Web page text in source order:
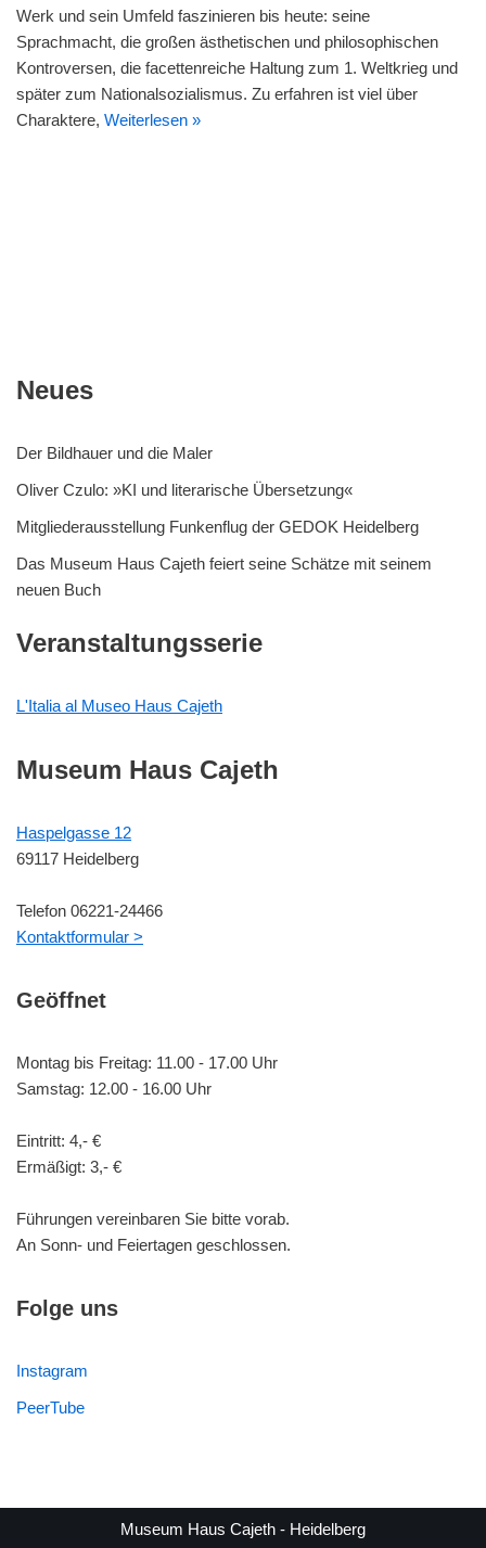
Werk und sein Umfeld faszinieren bis heute: seine
Sprachmacht, die großen ästhetischen und philosophischen
Kontroversen, die facettenreiche Haltung zum 1. Weltkrieg und
später zum Nationalsozialismus. Zu erfahren ist viel über
Charaktere, Weiterlesen »
Neues
Der Bildhauer und die Maler
Oliver Czulo: »KI und literarische Übersetzung«
Mitgliederausstellung Funkenflug der GEDOK Heidelberg
Das Museum Haus Cajeth feiert seine Schätze mit seinem
neuen Buch
Veranstaltungsserie
L'Italia al Museo Haus Cajeth
Museum Haus Cajeth
Haspelgasse 12
69117 Heidelberg
Telefon 06221-24466
Kontaktformular >
Geöffnet
Montag bis Freitag: 11.00 - 17.00 Uhr
Samstag: 12.00 - 16.00 Uhr
Eintritt: 4,- €
Ermäßigt: 3,- €
Führungen vereinbaren Sie bitte vorab.
An Sonn- und Feiertagen geschlossen.
Folge uns
Instagram
PeerTube
Museum Haus Cajeth - Heidelberg